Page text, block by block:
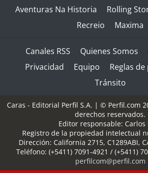
Aventuras Na Historia
Rolling
Recreio
Maxima
Canales RSS Quienes Somos
Privacidad
Equipo
Reglas
Tránsito
Caras - Editorial Perfil S.A. | © Perfil.com
derechos reservados.
Editor responsable: Carlos
Registro de la propiedad intelectual
Dirección: California 2715, C1289ABI,
Teléfono: (+5411) 7091-4921 / (+5411)
perfilcom@perfil.com